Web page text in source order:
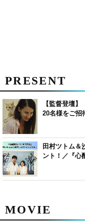
MOVIE
PRESENT
【監督登壇
20名様をご招
田村ツトム＆
ント！／『心